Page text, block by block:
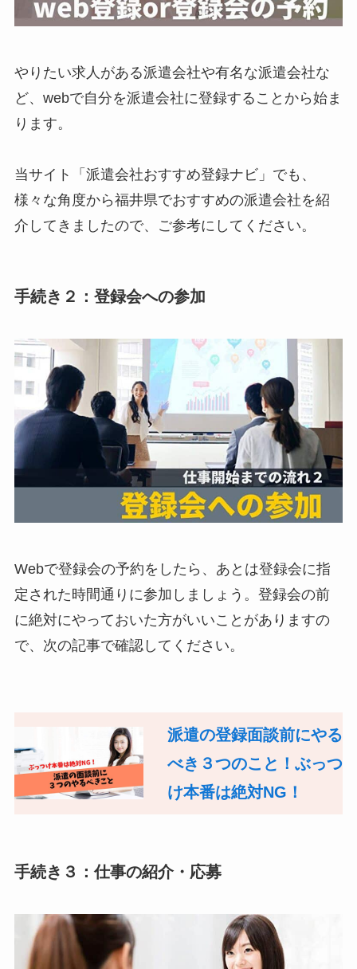
やりたい求人がある派遣会社や有名な派遣会社な
ど、webで自分を派遣会社に登録することから始ま
ります。
当サイト「派遣会社おすすめ登録ナビ」でも、
様々な角度から福井県でおすすめの派遣会社を紹
介してきましたので、ご参考にしてください。
手続き２：登録会への参加
Webで登録会の予約をしたら、あとは登録会に指
定された時間通りに参加しましょう。登録会の前
に絶対にやっておいた方がいいことがありますの
で、次の記事で確認してください。
派遣の登録面談前にやる
べき３つのこと！ぶっつ
け本番は絶対NG！
手続き３：仕事の紹介・応募